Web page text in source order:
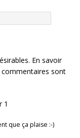
En savoir
sont
1
que ça plaise :-)